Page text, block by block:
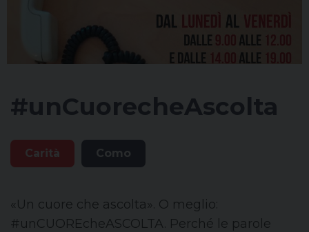
#unCuorecheAscolta
Carità Como
«Un cuore che ascolta». O meglio:
#unCUOREcheASCOLTA. Perché le parole